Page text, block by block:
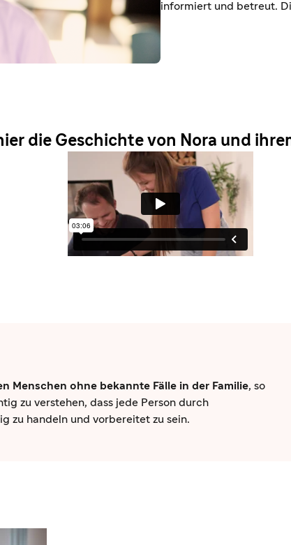
informiert und betreut.
die Geschichte von Nora und
Menschen ohne bekannte Fälle in der Familie, so
zu verstehen, dass jede Person durch
zu handeln und vorbereitet zu sein.